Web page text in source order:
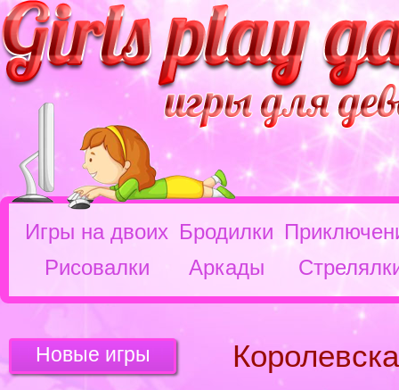
Игры на двоих Бродилки
Рисовалки
Аркады
Новые игры